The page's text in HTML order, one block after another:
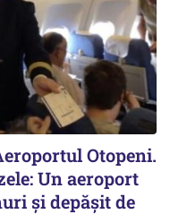
Otopeni.
Un aeroport
și depășit de